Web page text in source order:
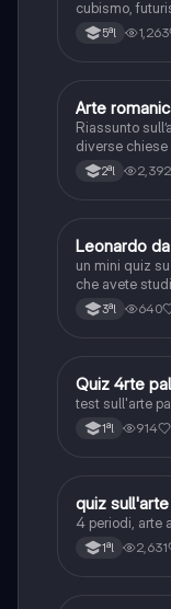
cubismo,
5ªl 1,263
Storia dell'arte
Arte
Riassunto
diverse
2ªl 2,392
LStoria dell'arte
Leonardo
un mini quiz
che avete
3ªl 640
QStoria dell'arte
Quiz 4rte
test sull'arte
1ªl 914
QStoria dell'arte
quiz
4 periodi, arte
1ªl 2,631